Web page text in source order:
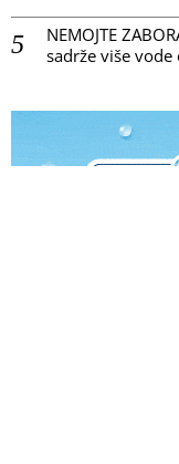
NEMOJTE
sadrže više